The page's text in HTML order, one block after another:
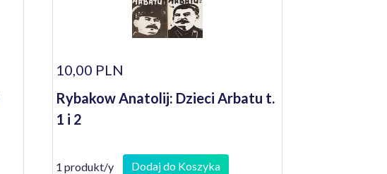
10,00 PLN
Rybakow Anatolij: Dzieci Arbatu t.
1 i 2
1 produkt/y Dodaj do Koszyka